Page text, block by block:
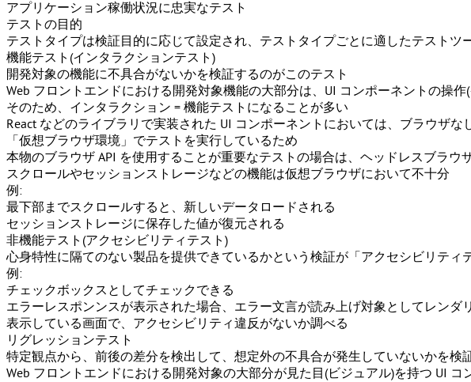
アプリケーション稼働状況に忠実なテスト
テストの目的
テストタイプは検証目的に応じて設定され、テストタイプごとに適したテスト
機能テスト(インタラクションテスト)
開発対象の機能に不具合がないかを検証するのがこのテスト
Web フロントエンドにおける開発対象機能の大部分は、UI コンポーネントの操
そのため、インタラクション = 機能テストになることが多い
React などのライブラリで実装された UI コンポーネントにおいては、ブラウザ
「仮想ブラウザ環境」でテストを実行しているため
本物のブラウザ API を使用することが重要なテストの場合は、ヘッドレスブラウ
スクロールやセッションストレージなどの機能は仮想ブラウザにおいて不十分
例:
最下部までスクロールすると、新しいデータロードされる
セッションストレージに保存した値が復元される
非機能テスト(アクセシビリティテスト)
心身特性に隔てのない製品を提供できているかという検証が「 アクセシビリティ
例:
チェックボックスとしてチェックできる
エラーレスポンンスが表示された場合、エラー文言が読み上げ対象としてレンダ
表示している画面で、アクセシビリティ違反がないか調べる
リグレッションテスト
特定観点から、前後の差分を検出して、想定外の不具合が発生していないかを検
Web フロントエンドにおける開発対象の大部分が見た目(ビジュアル)を持つ UI コ